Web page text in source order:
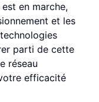
en marche,
et les
parti de cette
réseau
efficacité